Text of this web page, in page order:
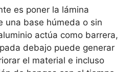
es poner la lámina
una base húmeda o sin
actúa como barrera,
debajo puede generar
el material e incluso